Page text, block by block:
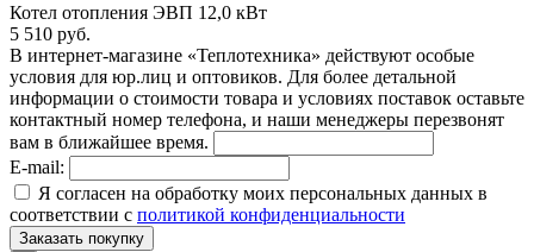
Котел отопления ЭВП 12,0 кВт
5 510 руб.
В интернет-магазине «Теплотехника» действуют особые
условия для юр.лиц и оптовиков. Для более детальной
информации о стоимости товара и условиях поставок оставьте
контактный номер телефона, и наши менеджеры перезвонят
вам в ближайшее время.
E-mail:
Я согласен на обработку моих персональных данных в
соответствии с политикой конфиденциальности
Заказать покупку